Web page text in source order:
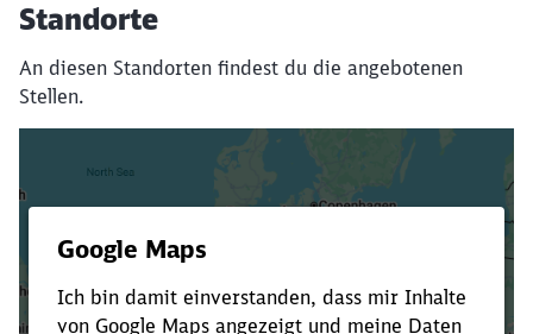
Standorte
An diesen Standorten findest du die angebotenen
Stellen.